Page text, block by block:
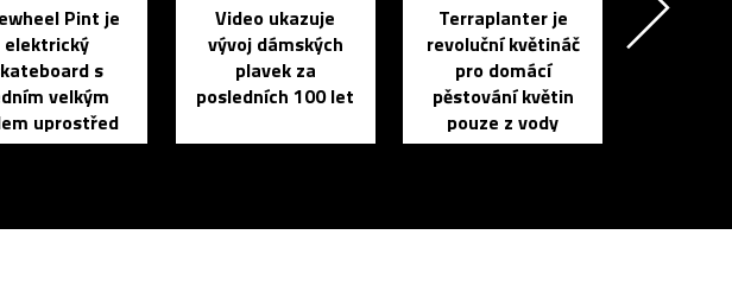
Pint je
elektrický
s
velkým
uprostřed
Video ukazuje
vývoj dámských
plavek za
posledních 100 let
Terraplanter je
revoluční květináč
pro domácí
pěstování květin
pouze z vody